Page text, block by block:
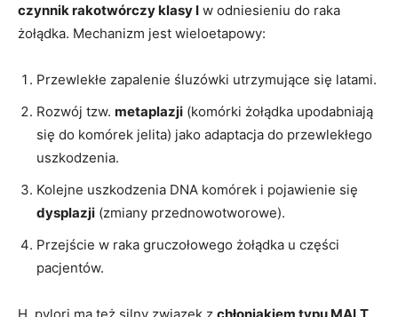
czynnik rakotwórczy klasy I w odniesieniu do raka
żołądka. Mechanizm jest wieloetapowy:
Przewlekłe zapalenie śluzówki utrzymujące się latami.
Rozwój tzw. metaplazji (komórki żołądka upodabniają
się do komórek jelita) jako adaptacja do przewlekłego
uszkodzenia.
Kolejne uszkodzenia DNA komórek i pojawienie się
dysplazji (zmiany przednowotworowe).
Przejście w raka gruczołowego żołądka u części
pacjentów.